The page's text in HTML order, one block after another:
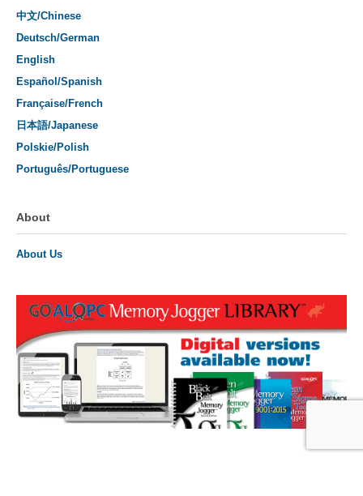
中文/Chinese
Deutsch/German
English
Español/Spanish
Française/French
日本語/Japanese
Polskie/Polish
Português/Portuguese
About
About Us